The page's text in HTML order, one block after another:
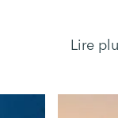
Lire